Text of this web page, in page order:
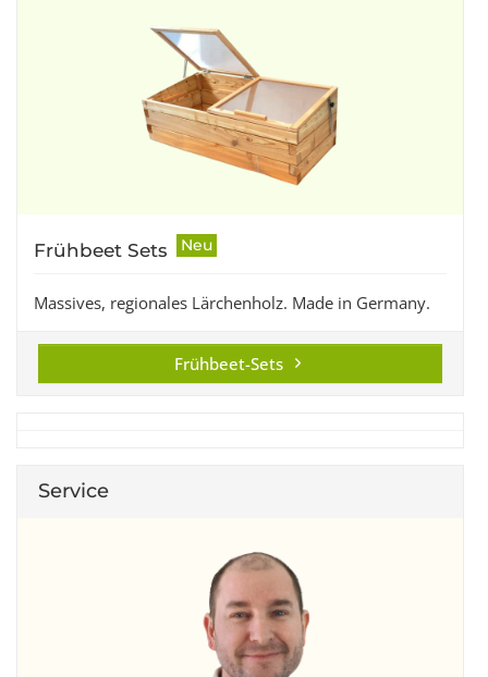
Frühbeet Sets Neu
Massives, regionales Lärchenholz. Made in Germany.
Frühbeet-Sets
Service